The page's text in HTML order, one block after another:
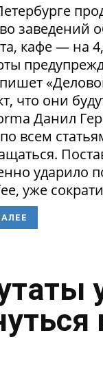
заведений
кафе — на
что они
Данил
всем
ударило
уже